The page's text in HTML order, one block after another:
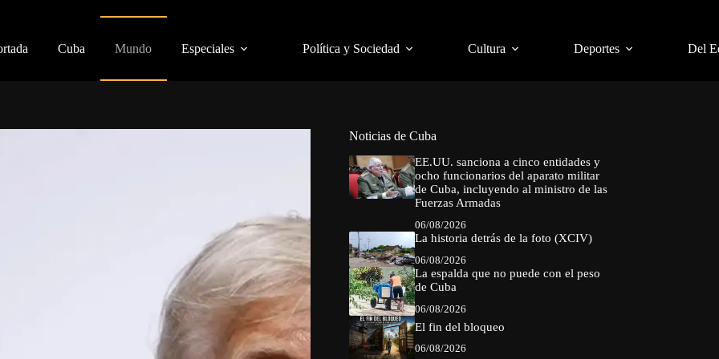
Cuba Mundo Especiales Política y Sociedad Cultura Deportes Del
Noticias de Cuba
EE.UU. sanciona a cinco entidades y
ocho funcionarios del aparato militar
de Cuba, incluyendo al ministro de las
Fuerzas Armadas
06/08/2026
La historia detrás de la foto (XCIV)
06/08/2026
La espalda que no puede con el peso
de Cuba
06/08/2026
El fin del bloqueo
06/08/2026